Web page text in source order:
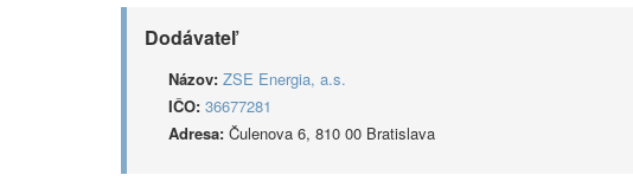
Dodávateľ
Názov: ZSE Energia, a.s.
IČO: 36677281
Adresa: Čulenova 6, 810 00 Bratislava